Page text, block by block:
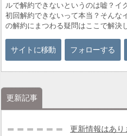
ルで解約できないというのは嘘？イ
初回解約できないって本当？そんな
の解約にまつわる疑問はここで解決
サイトに移動 フォローする
更新記事
更新情報はあり